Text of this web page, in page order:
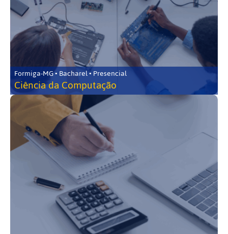
Formiga-MG • Bacharel • Presencial
Ciência da Computação